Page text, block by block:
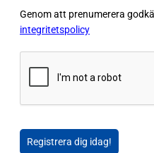
Genom att prenumerera
integritetspolicy
Registrera dig idag!